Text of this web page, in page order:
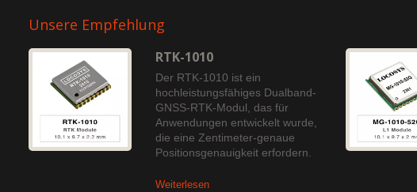
Unsere Empfehlung
RTK-1010
Der RTK-1010 ist ein
hochleistungsfähiges Dualband-
GNSS-RTK-Modul, das für
Anwendungen entwickelt wurde,
die eine Zentimeter-genaue
Positionsgenauigkeit erfordern.
Weiterlesen